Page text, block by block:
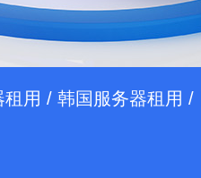
用 / 韩国服务器租用 /